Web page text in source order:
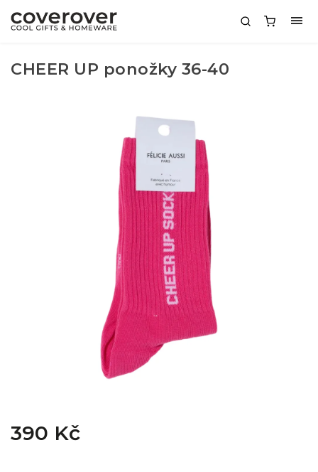
CHEER UP ponožky 36-40
390 Kč